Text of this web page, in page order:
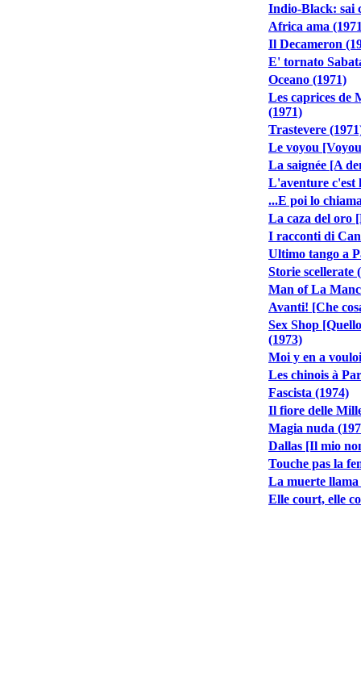
Indio-Black: sai
Africa ama
Il Decameron
E' tornato
Oceano (1971)
Les caprices de
(1971)
Trastevere
Le voyou
La saignée [A
L'aventure c'est
...E poi lo
La caza del oro
I racconti di
Ultimo tango a
Storie scellerate
Man of La
Avanti! [Che
Sex Shop
(1973)
Moi y en a
Les chinois à
Fascista (1974)
Il fiore delle
Magia nuda
Dallas [Il mio
Touche pas la
La muerte llama
Elle court, elle